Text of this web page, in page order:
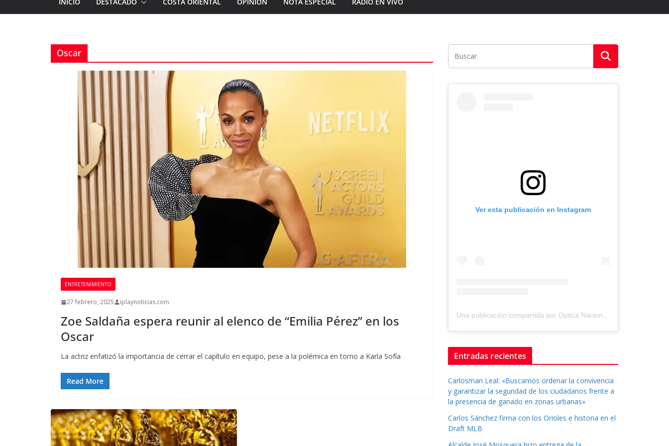
Oscar
ENTRETENIMIENTO
27 febrero, 2025 iplaynoticias.com
Zoe Saldaña espera reunir al elenco de “Emilia Pérez” en los
Oscar
La actriz enfatizó la importancia de cerrar el capítulo en equipo, pese a la polémica en torno a Karla Sofía
Read More
Ver esta publicación en Instagram
Una publicación compartida por Optica Nacional ® (@tuopticanacional)
Entradas recientes
Carlosman Leal: «Buscamos ordenar la convivencia
y garantizar la seguridad de los ciudadanos frente a
la presencia de ganado en zonas urbanas»
Carlos Sánchez firma con los Orioles e historia en el
Draft MLB